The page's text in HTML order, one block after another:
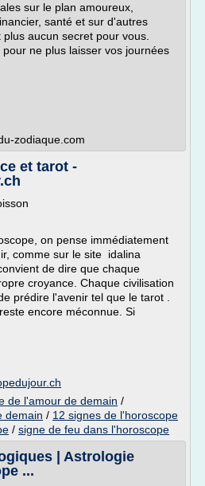
sur le plan amoureux,
santé et sur d'autres
aucun secret pour vous.
ne plus laisser vos journées
zodiaque.com
et tarot -
on pense immédiatement
comme sur le site idalina
de dire que chaque
croyance. Chaque civilisation
prédire l'avenir tel que le tarot .
encore méconnue. Si
de l'amour de demain /
demain / 12 signes de l'horoscope
/ signe de feu dans l'horoscope
| Astrologie
...